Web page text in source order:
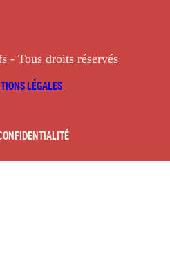
- Tous droits réservés
LÉGALES